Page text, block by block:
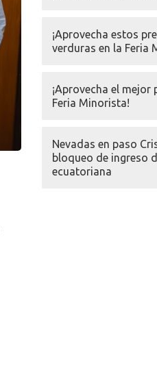
¡Aprovecha estos
verduras en la Feria
¡Aprovecha el mejor
Feria Minorista!
Nevadas en paso
bloqueo de ingreso
ecuatoriana